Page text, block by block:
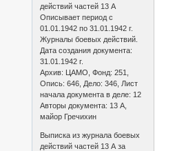
действий частей 13 А
Описывает период с
01.01.1942 по 31.01.1942 г.
Журналы боевых действий.
Дата создания документа:
31.01.1942 г.
Архив: ЦАМО, Фонд: 251,
Опись: 646, Дело: 346, Лист
начала документа в деле: 12
Авторы документа: 13 А,
майор Гречихин
Выписка из журнала боевых
действий частей 13 А за